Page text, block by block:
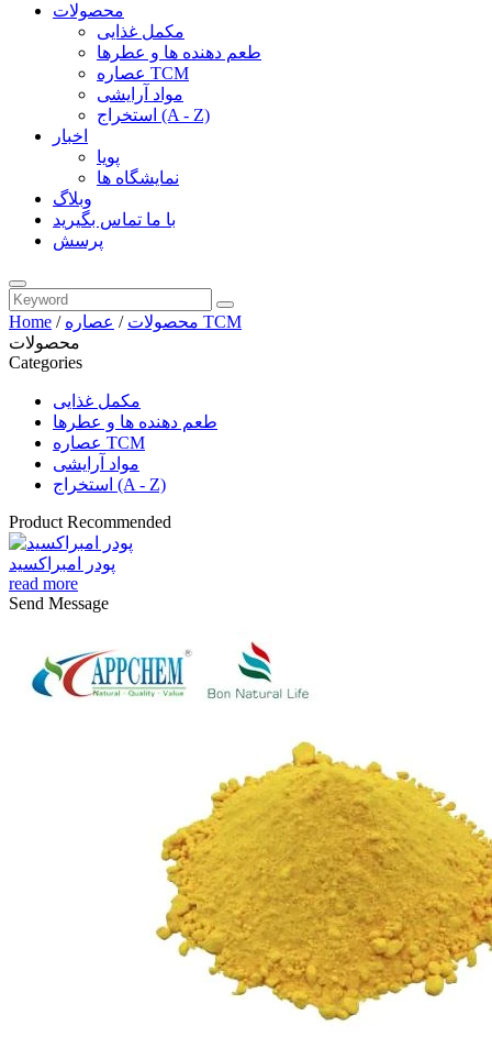
محصولات
مکمل غذایی
طعم دهنده ها و عطرها
عصاره TCM
مواد آرایشی
استخراج (A - Z)
اخبار
پویا
نمایشگاه ها
وبلاگ
با ما تماس بگیرید
پرسش
Home / محصولات /
عصاره TCM
محصولات
Categories
مکمل غذایی
طعم دهنده ها و عطرها
عصاره TCM
مواد آرایشی
استخراج (A - Z)
Product Recommended
پودر امبراکسید
read more
Send Message